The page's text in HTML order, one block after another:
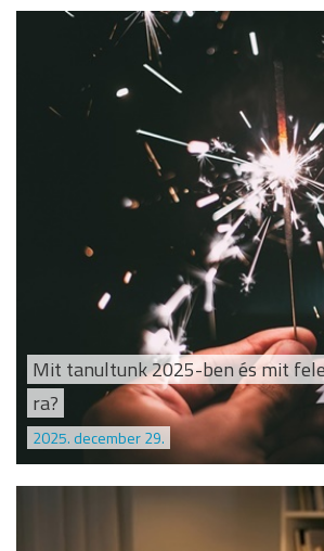
Mit tanultunk 2025-ben és mit
ra?
2025. december 29.